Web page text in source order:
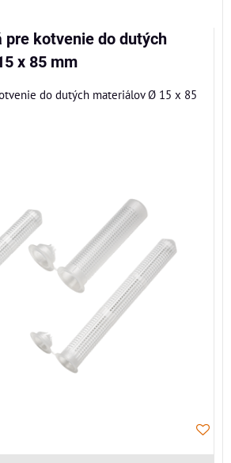
pre kotvenie do dutých
x 85 mm
do dutých materiálov Ø 15 x 85